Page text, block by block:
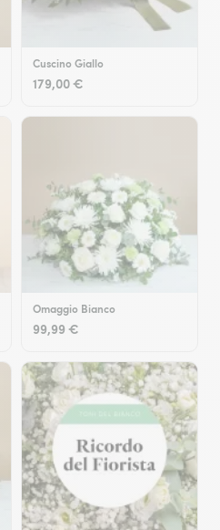
Cuscino Giallo
179,00 €
Omaggio Bianco
99,99 €